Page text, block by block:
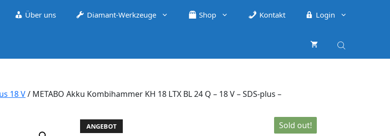
Über uns Diamant-Werkzeuge Shop Kontakt Login
18 V/ METABO Akku Kombihammer KH 18 LTX BL 24 Q – 18 V – SDS-plus –
ANGEBOT Sold out!